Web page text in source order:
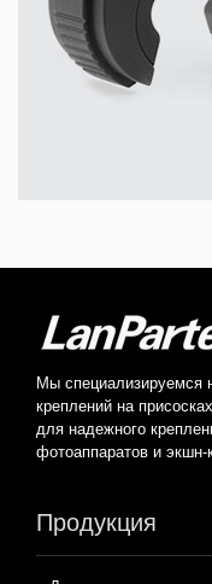
Мы специализируемся
креплений на
для надежного
фотоаппаратов и экшн-
Продукция